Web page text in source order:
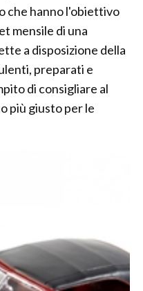
che hanno l'obiettivo
mensile di una
a disposizione della
preparati e
di consigliare al
più giusto per le